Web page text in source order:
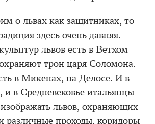
о львах как защитниках, то
здесь очень давняя.
львов есть в Ветхом
трон царя Соломона.
в Микенах, на Делосе. И в
в Средневековье итальянцы
львов, охраняющих
различные проходы, коридоры